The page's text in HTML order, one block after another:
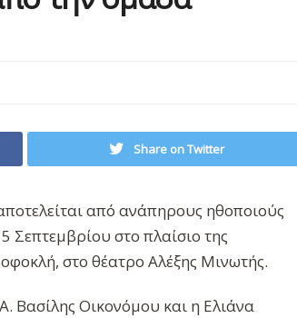
Share on Twitter
από ανάπηρους ηθοποιούς
Σεπτεμβρίου στο πλαίσιο της
στο θέατρο Αλέξης Μινωτής.
Βασίλης Οικονόμου και η Ελιάνα